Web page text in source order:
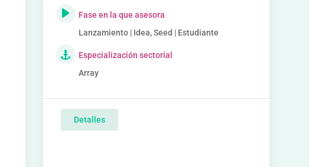
Fase en la que asesora
Lanzamiento | Idea, Seed | Estudiante
Especialización sectorial
Array
Detalles